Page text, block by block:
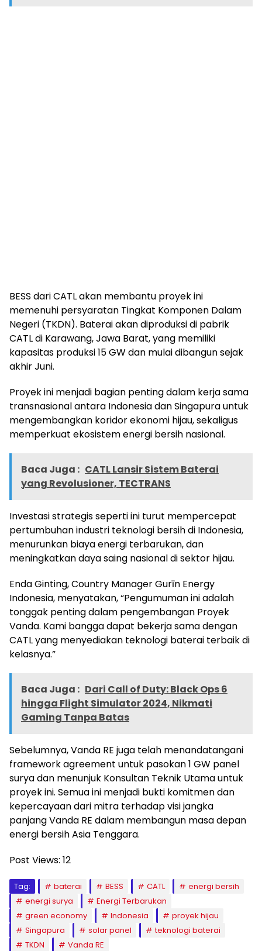
BESS dari CATL akan membantu proyek ini
memenuhi persyaratan Tingkat Komponen Dalam
Negeri (TKDN). Baterai akan diproduksi di pabrik
CATL di Karawang, Jawa Barat, yang memiliki
kapasitas produksi 15 GW dan mulai dibangun sejak
akhir Juni.
Proyek ini menjadi bagian penting dalam kerja sama
transnasional antara Indonesia dan Singapura untuk
mengembangkan koridor ekonomi hijau, sekaligus
memperkuat ekosistem energi bersih nasional.
Baca Juga : CATL Lansir Sistem Baterai
yang Revolusioner, TECTRANS
Investasi strategis seperti ini turut mempercepat
pertumbuhan industri teknologi bersih di Indonesia,
menurunkan biaya energi terbarukan, dan
meningkatkan daya saing nasional di sektor hijau.
Enda Ginting, Country Manager Gurīn Energy
Indonesia, menyatakan, “Pengumuman ini adalah
tonggak penting dalam pengembangan Proyek
Vanda. Kami bangga dapat bekerja sama dengan
CATL yang menyediakan teknologi baterai terbaik di
kelasnya.”
Baca Juga : Dari Call of Duty: Black Ops 6
hingga Flight Simulator 2024, Nikmati
Gaming Tanpa Batas
Sebelumnya, Vanda RE juga telah menandatangani
framework agreement untuk pasokan 1 GW panel
surya dan menunjuk Konsultan Teknik Utama untuk
proyek ini. Semua ini menjadi bukti komitmen dan
kepercayaan dari mitra terhadap visi jangka
panjang Vanda RE dalam membangun masa depan
energi bersih Asia Tenggara.
Post Views: 12
Tag: baterai BESS CATL
energi bersih
energi surya
Energi Terbarukan
green economy
Indonesia
proyek hijau
Singapura
solar panel
teknologi baterai
TKDN
Vanda RE